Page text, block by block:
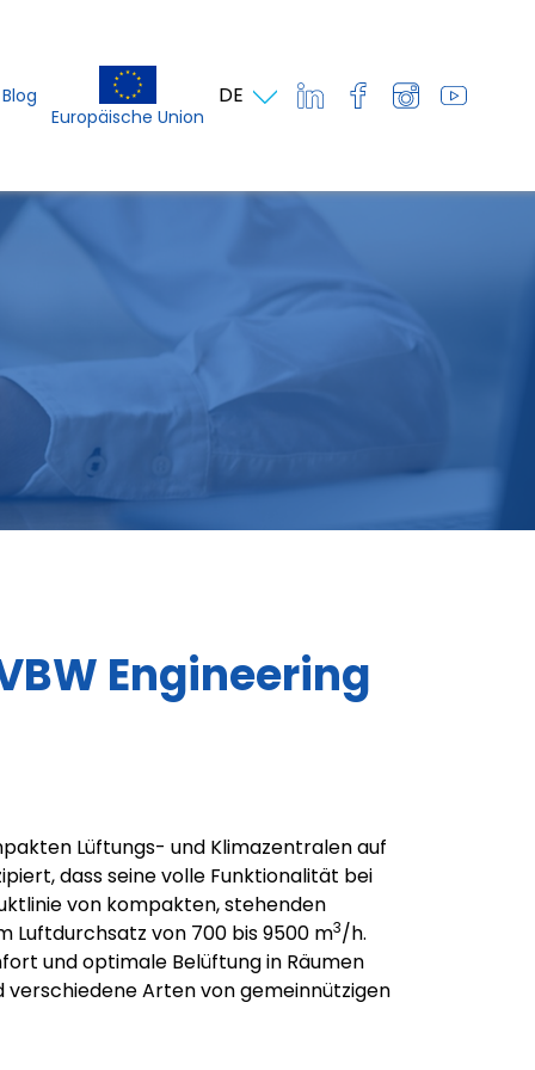
Blog
Europäische Union
DE
Engineering
Lüftungs- und Klimazentralen auf
dass seine volle Funktionalität bei
von kompakten, stehenden
Luftdurchsatz von 700 bis 9500 m3/h.
und optimale Belüftung in Räumen
verschiedene Arten von gemeinnützigen